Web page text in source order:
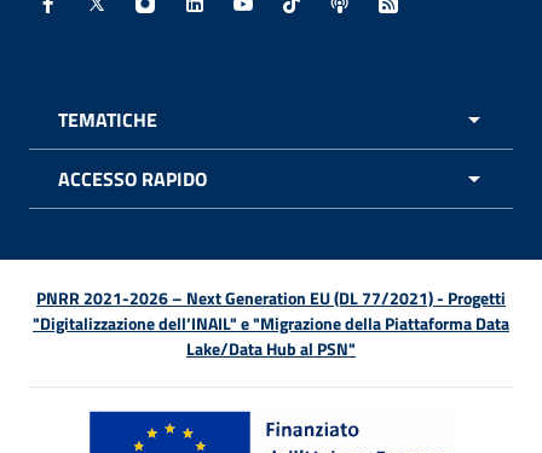
Facebook - Sito esterno - Apertura in nuova finestra
X - Sito esterno - Apertura in nuova finestra
Instagram - Sito esterno - Apertura in
Linkedin - Sito esterno - Apertura in
Youtube - Sito esterno -
TikTok - Sito esterno -
Spreaker - Sito
Feed RSS -
TEMATICHE
ACCESSO RAPIDO
PNRR 2021-2026 – Next Generation EU (DL 77/2021) - Progetti
"Digitalizzazione dell’INAIL" e "Migrazione della Piattaforma Data
Lake/Data Hub al PSN"